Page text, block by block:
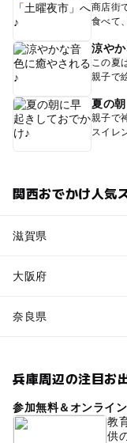
商店街
食べて
涼や
この夏
親子で
夏の
親子で
スイレ
関西おでかけ人気
滋賀県
大阪府
奈良県
兵庫周辺の注目お
参加無料＆オンライ
教
供